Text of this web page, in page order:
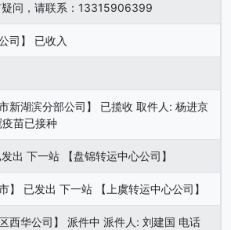
问，请联系：13315906399
司】 已收入
新湖滨分部公司】 已揽收 取件人: 杨进京
苗已接种
出 下一站 【盘锦转运中心公司】
】 已发出 下一站 【上虞转运中心公司】
西华公司】 派件中 派件人: 刘建国 电话